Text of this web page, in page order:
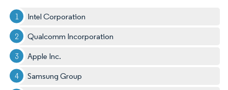
Intel Corporation
Qualcomm Incorporation
Apple Inc.
Samsung Group